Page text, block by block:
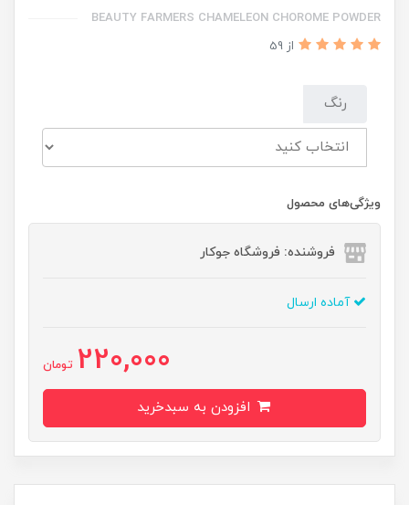
BEAUTY FARMERS CHAMELEON CHOROME POWDER
از 59
رنگ
ویژگی‌های محصول
فروشنده: فروشگاه جوکار
آماده ارسال
220,000 تومان